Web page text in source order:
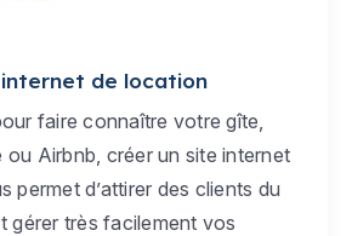
de location
faire connaître votre gîte,
ou Airbnb, créer un site internet
permet d’attirer des clients du
gérer très facilement vos